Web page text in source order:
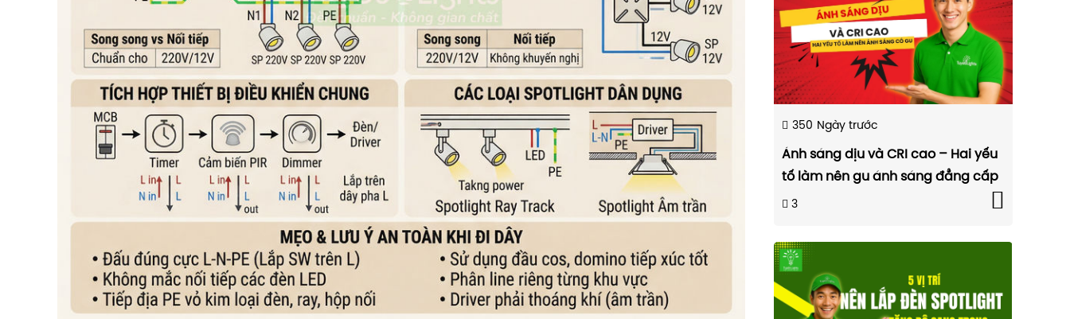
350 Ngày trước
Ánh sáng dịu và CRI cao – Hai yếu
tố làm nên gu ánh sáng đẳng cấp
3